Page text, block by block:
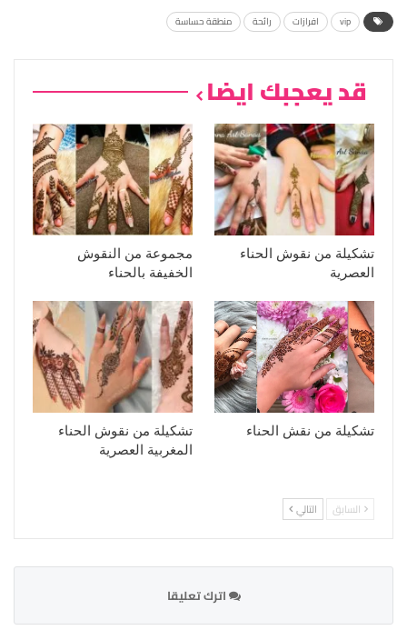
vip افرازات رائحة منطقة حساسة
قد يعجبك ايضا
تشكيلة من نقوش الحناء
العصرية
مجموعة من النقوش
الخفيفة بالحناء
تشكيلة من نقش الحناء
تشكيلة من نقوش الحناء
المغربية العصرية
السابق التالي
اترك تعليقا